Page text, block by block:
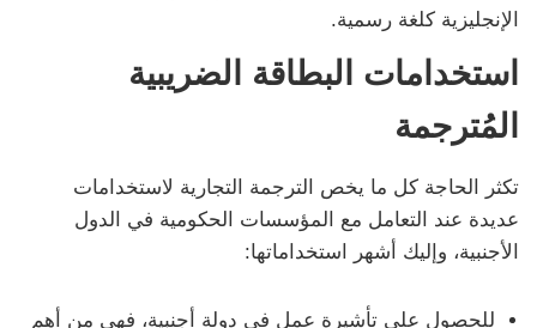
الإنجليزية كلغة رسمية.
استخدامات البطاقة الضريبية
المُترجمة
تكثر الحاجة كل ما يخص الترجمة التجارية لاستخدامات
عديدة عند التعامل مع المؤسسات الحكومية في الدول
الأجنبية، وإليك أشهر استخداماتها:
للحصول على تأشيرة عمل في دولة أجنبية، فهي من أهم